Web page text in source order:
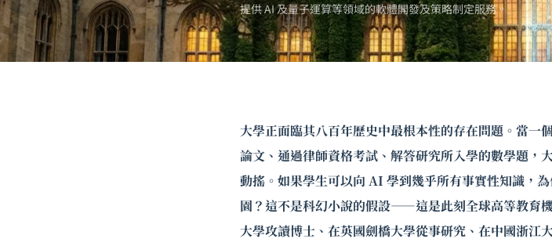
提供 AI 及量子運算等領域的軟體開發及策略制定服務。
大學正面臨其八百年歷史中最根本性的存在問題。當一
論文、通過律師資格考試、解答研究所入學的數學題，
動搖。如果學生可以向 AI 學到幾乎所有事實性知識，
園？這不是科幻小說的假設——這是此刻全球高等教育
大學攻讀博士、在英國劍橋大學從事研究、在中國浙江